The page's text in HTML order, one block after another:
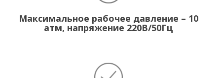
Максимальное рабочее давление – 10
атм, напряжение 220В/50Гц